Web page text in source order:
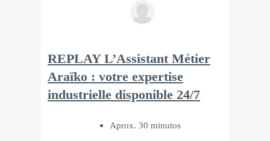
REPLAY L’Assistant Métier
Araïko : votre expertise
industrielle disponible 24/7
Aprox. 30 minutos